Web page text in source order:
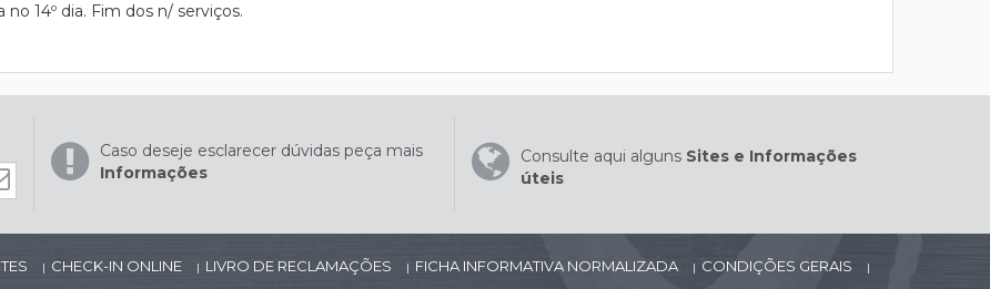
14º dia. Fim dos n/ serviços.
Caso deseje esclarecer dúvidas peça mais
Informações
Consulte aqui alguns Sites e Informações
úteis
| CHECK-IN ONLINE | LIVRO DE RECLAMAÇÕES | FICHA INFORMATIVA NORMALIZADA | CONDIÇÕES GERAIS |